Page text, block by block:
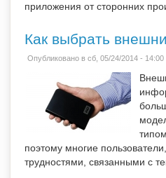
приложения от сторонних
Как выбрать
Опубликовано в сб, 05/24/2014 - 14:00
поэтому многие
трудностями, связанными с